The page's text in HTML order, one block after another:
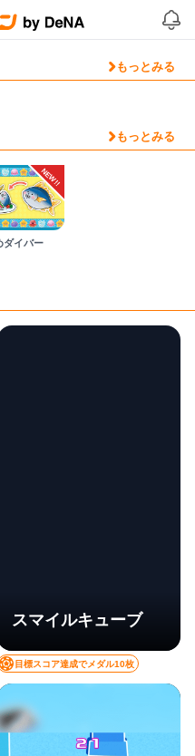
もっとみる
もっとみる
NEW!!
ダイバー
スマイルキューブ
目標スコア達成でメダル10枚